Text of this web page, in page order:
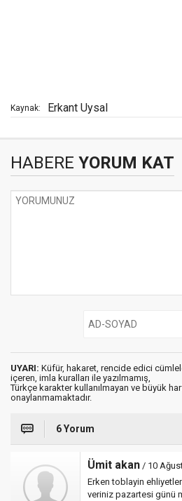
Kaynak: Erkant Uysal
HABERE YORUM KAT
UYARI: Küfür, hakaret, rencide edici
içeren, imla kuralları ile yazılmamış,
Türkçe karakter kullanılmayan ve büyük
onaylanmamaktadır.
6 Yorum
Ümit akan / 10
Erken toblayin
veriniz pazartesi günü